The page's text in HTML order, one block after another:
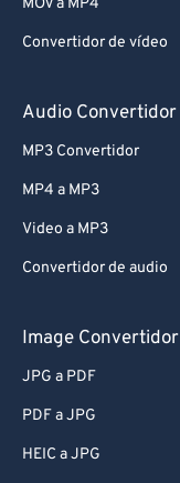
MOV a MP4
Convertidor de vídeo
Audio Convertidor
MP3 Convertidor
MP4 a MP3
Video a MP3
Convertidor de audio
Image Convertidor
JPG a PDF
PDF a JPG
HEIC a JPG